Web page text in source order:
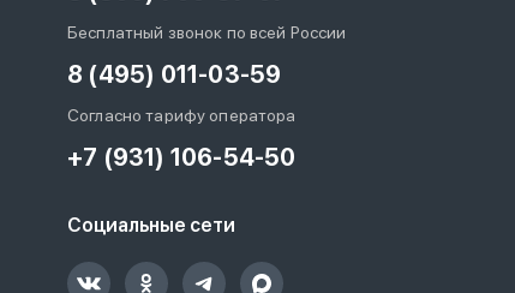
Бесплатный звонок по всей России
8 (495) 011-03-59
Согласно тарифу оператора
+7 (931) 106-54-50
Социальные сети